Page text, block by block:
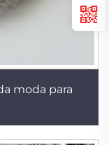
moda para